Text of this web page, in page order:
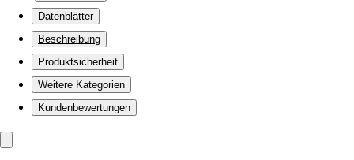
Datenblätter
Beschreibung
Produktsicherheit
Weitere Kategorien
Kundenbewertungen